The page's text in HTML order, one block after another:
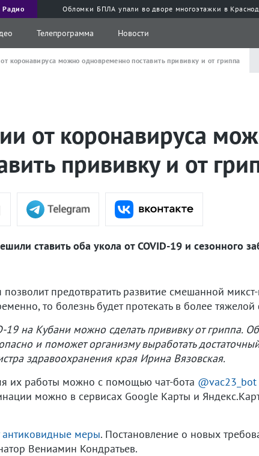
Радио Обломки БПЛА упали во дворе многоэтажки в
Телепрограмма Новости
коронавируса можно одновременно поставить прививку и от гриппа
от коронавируса
прививку и от
ставить оба укола от COVID-19 и сезонного
предотвратить развитие смешанной
то болезнь будет протекать в более
19 на Кубани можно сделать прививку от гриппа.
и поможет организму выработать
здравоохранения края Ирина Вязовская.
их работы можно с помощью чат-бота @vac23_bot
можно в сервисах Google Карты и
антиковидные меры. Постановление о новых
Вениамин Кондратьев.